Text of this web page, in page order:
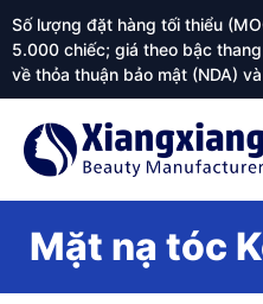
Số lượng đặt hàng tối thiểu
5.000 chiếc; giá theo bậc
về thỏa thuận bảo mật (NDA)
Mặt nạ tóc